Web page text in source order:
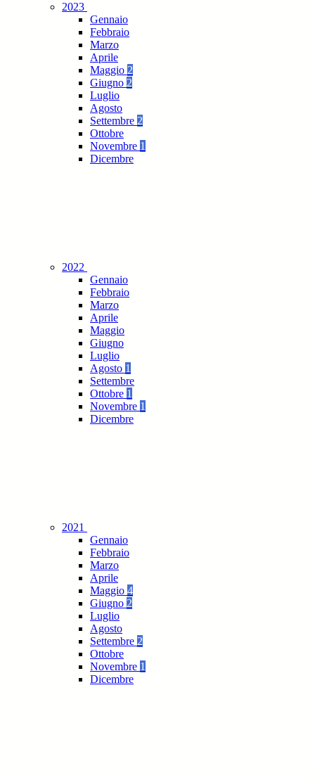
2023
Gennaio
Febbraio
Marzo
Aprile
Maggio 2
Giugno 2
Luglio
Agosto
Settembre 2
Ottobre
Novembre 1
Dicembre
2022
Gennaio
Febbraio
Marzo
Aprile
Maggio
Giugno
Luglio
Agosto 1
Settembre
Ottobre 1
Novembre 1
Dicembre
2021
Gennaio
Febbraio
Marzo
Aprile
Maggio 4
Giugno 2
Luglio
Agosto
Settembre 2
Ottobre
Novembre 1
Dicembre